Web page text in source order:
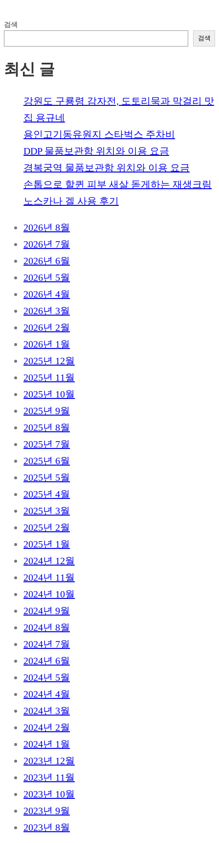
검색
검색
최신 글
강원도 구룡령 감자전, 도토리묵과 막걸리 맛
집 용규네
용인고기동유원지 스타벅스 주차비
DDP 물품보관함 위치와 이용 요금
경복궁역 물품보관함 위치와 이용 요금
손톱으로 할퀸 피부 새살 돋게하는 재생크림
노스카나 겔 사용 후기
2026년 8월
2026년 7월
2026년 6월
2026년 5월
2026년 4월
2026년 3월
2026년 2월
2026년 1월
2025년 12월
2025년 11월
2025년 10월
2025년 9월
2025년 8월
2025년 7월
2025년 6월
2025년 5월
2025년 4월
2025년 3월
2025년 2월
2025년 1월
2024년 12월
2024년 11월
2024년 10월
2024년 9월
2024년 8월
2024년 7월
2024년 6월
2024년 5월
2024년 4월
2024년 3월
2024년 2월
2024년 1월
2023년 12월
2023년 11월
2023년 10월
2023년 9월
2023년 8월